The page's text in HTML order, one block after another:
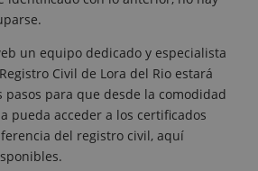
un equipo dedicado y especialista
Civil de Lora del Rio estará
para que desde la comodidad
pueda acceder a los certificados
del registro civil, aquí